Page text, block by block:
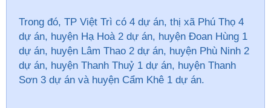
Trong đó, TP Việt Trì có 4 dự án, thị xã Phú Thọ 4
dự án, huyện Hạ Hoà 2 dự án, huyện Đoan Hùng 1
dự án, huyện Lâm Thao 2 dự án, huyện Phù Ninh 2
dự án, huyện Thanh Thuỷ 1 dự án, huyện Thanh
Sơn 3 dự án và huyện Cẩm Khê 1 dự án.